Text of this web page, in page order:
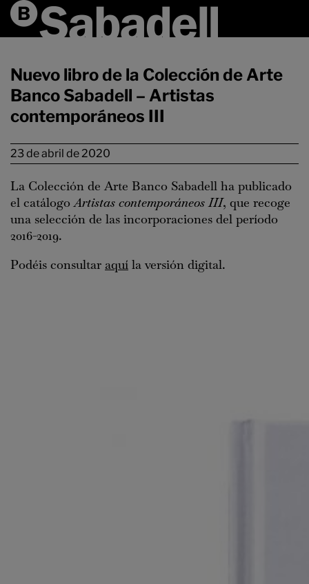
Nuevo libro de la Colección de Arte
Banco Sabadell – Artistas
contemporáneos III
23 de abril de 2020
La Colección de Arte Banco Sabadell ha publicado
el catálogoArtistas contemporáneos III, que recoge
una selección de las incorporaciones del período
2016-2019.
Podéis consultar aquí la versión digital.